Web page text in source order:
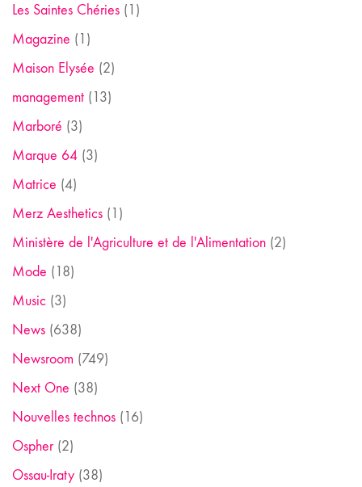
Les Saintes Chéries (1)
Magazine (1)
Maison Elysée (2)
management (13)
Marboré (3)
Marque 64 (3)
Matrice (4)
Merz Aesthetics (1)
Ministère de l'Agriculture et de l'Alimentation (2)
Mode (18)
Music (3)
News (638)
Newsroom (749)
Next One (38)
Nouvelles technos (16)
Ospher(2)
Ossau-Iraty (38)